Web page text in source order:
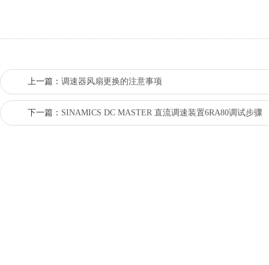
上一篇： 调速器风扇更换的注意事项
下一篇： SINAMICS DC MASTER 直流调速装置6RA80调试步骤